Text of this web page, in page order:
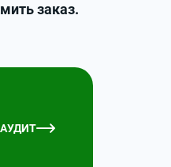
заказ.